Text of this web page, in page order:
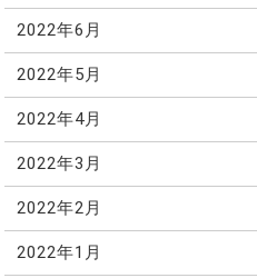
2022年6月
2022年5月
2022年4月
2022年3月
2022年2月
2022年1月